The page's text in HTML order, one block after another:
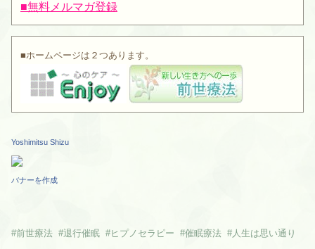
■無料メルマガ登録
■ホームページは２つあります。
Yoshimitsu Shizu
バナーを作成
#前世療法 #退行催眠 #ヒプノセラピー #催眠療法 #人生は思い通り